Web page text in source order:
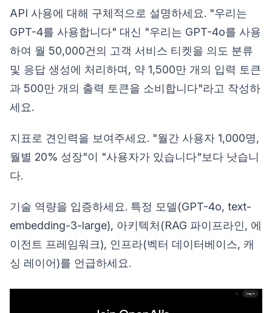
API 사용에 대해 구체적으로 설명하세요. "우리는
GPT-4를 사용합니다" 대신 "우리는 GPT-4o를 사용
하여 월 50,000건의 고객 서비스 티켓을 의도 분류
및 응답 생성에 처리하며, 약 1,500만 개의 입력 토큰
과 500만 개의 출력 토큰을 소비합니다"라고 작성하
세요.
지표로 견인력을 보여주세요. "월간 사용자 1,000명,
월별 20% 성장"이 "사용자가 있습니다"보다 낫습니
다.
기술 역량을 입증하세요. 특정 모델(GPT-4o, text-
embedding-3-large), 아키텍처(RAG 파이프라인, 에
이전트 프레임워크), 인프라(벡터 데이터베이스, 캐
싱 레이어)를 언급하세요.